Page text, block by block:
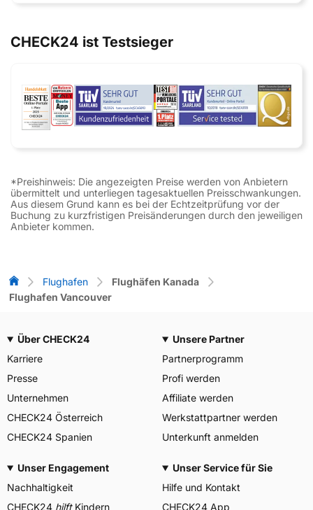
CHECK24 ist Testsieger
*Preishinweis: Die angezeigten Preise werden von Anbietern
übermittelt und unterliegen tagesaktuellen Preisschwankungen.
Aus diesem Grund kann es bei der Echtzeitprüfung vor der
Buchung zu kurzfristigen Preisänderungen durch den jeweiligen
Anbieter kommen.
Flug-Vergleich
Flughafen
Flughäfen Kanada
Flughafen Vancouver
Über CHECK24
Karriere
Presse
Unternehmen
CHECK24 Österreich
CHECK24 Spanien
Unsere Partner
Partnerprogramm
Profi werden
Affiliate werden
Werkstattpartner werden
Unterkunft anmelden
Unser Engagement
Nachhaltigkeit
CHECK24 hilftKindern
Unser Service für Sie
Hilfe und Kontakt
CHECK24 App